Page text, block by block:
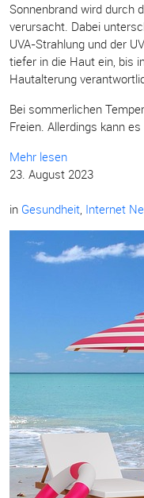
Sonnenbrand wird durch
verursacht. Dabei
UVA-Strahlung und der
tiefer in die Haut ein, bis
Hautalterung
Bei sommerlichen
Freien. Allerdings kann
Mehr lesen
23. August 2023
in Gesundheit, Internet